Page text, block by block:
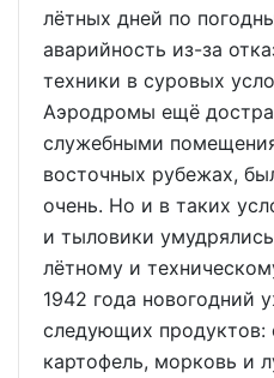
лётных дней по
аварийность из-за
техники в суровых
Аэродромы ещё
служебными
восточных рубежах,
очень. Но и в таких
и тыловики
лётному и
1942 года новогодний
следующих продуктов:
картофель, морковь и